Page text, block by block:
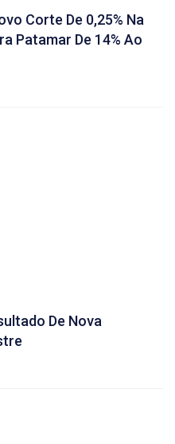
Corte De 0,25% Na
Patamar De 14% Ao
De Nova